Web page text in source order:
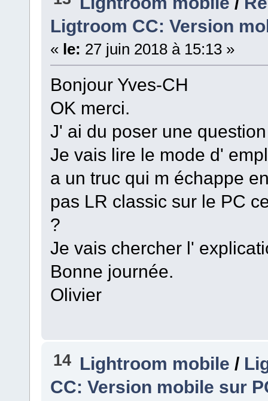
Ligtroom CC: Version
« le: 27 juin 2018 à 15:13 »
Bonjour Yves-CH
OK merci.
J' ai du poser une
Je vais lire le mode d'
a un truc qui m échappe
pas LR classic sur le PC
?
Je vais chercher l'
Bonne journée.
Olivier
14 Lightroom mobile /
CC: Version mobile sur